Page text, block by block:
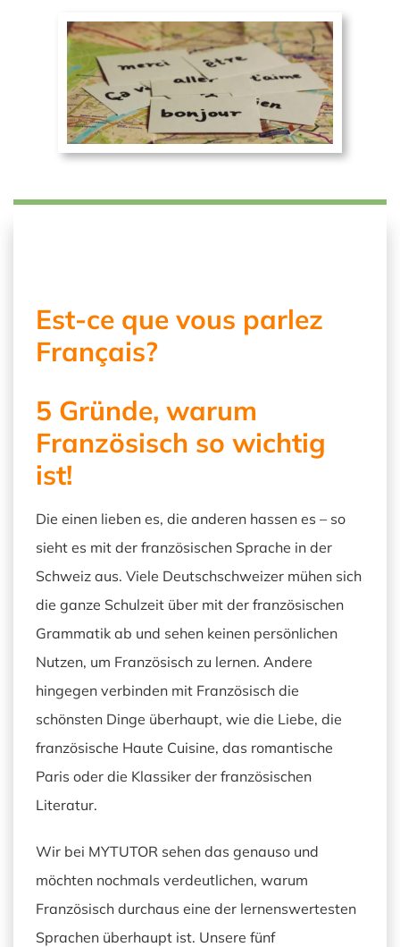
Est-ce que vous parlez
Français?
5 Gründe, warum
Französisch so wichtig
ist!
Die einen lieben es, die anderen hassen es – so
sieht es mit der französischen Sprache in der
Schweiz aus. Viele Deutschschweizer mühen sich
die ganze Schulzeit über mit der französischen
Grammatik ab und sehen keinen persönlichen
Nutzen, um Französisch zu lernen. Andere
hingegen verbinden mit Französisch die
schönsten Dinge überhaupt, wie die Liebe, die
französische Haute Cuisine, das romantische
Paris oder die Klassiker der französischen
Literatur.
Wir bei MYTUTOR sehen das genauso und
möchten nochmals verdeutlichen, warum
Französisch durchaus eine der lernenswertesten
Sprachen überhaupt ist. Unsere fünf